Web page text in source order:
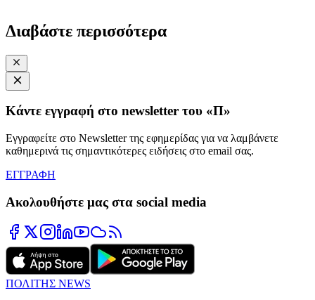
Διαβάστε περισσότερα
Κάντε εγγραφή στο newsletter του «Π»
Εγγραφείτε στο Newsletter της εφημερίδας για να λαμβάνετε
καθημερινά τις σημαντικότερες ειδήσεις στο email σας.
ΕΓΓΡΑΦΗ
Ακολουθήστε μας στα social media
ΠΟΛΙΤΗΣ NEWS